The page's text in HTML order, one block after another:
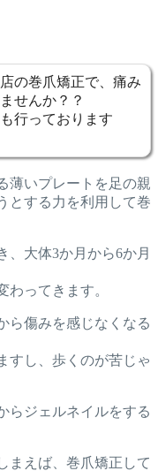
の巻爪矯正で、痛み
せんか？？
行っております
薄いプレートを足の親
とする力を利用して巻
、大体3か月から6か月
ってきます。
ら傷みを感じなくなる
すし、歩くのが苦じゃ
らジェルネイルをする
まえば、巻爪矯正して